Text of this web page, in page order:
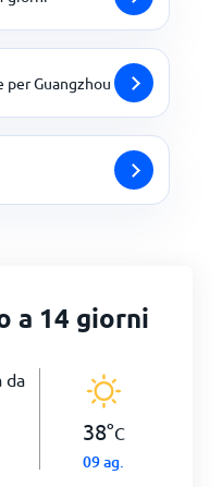
Guangzhou
a 14 giorni
38°C
09 ag.